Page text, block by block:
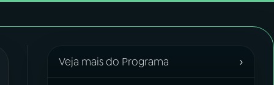
Veja mais do Programa ›